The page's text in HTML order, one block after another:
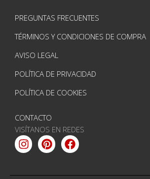
PREGUNTAS FRECUENTES
TÉRMINOS Y CONDICIONES DE COMPRA
AVISO LEGAL
POLÍTICA DE PRIVACIDAD
POLÍTICA DE COOKIES
CONTACTO
VISÍTANOS EN REDES
Instagram
PinterestFacebook